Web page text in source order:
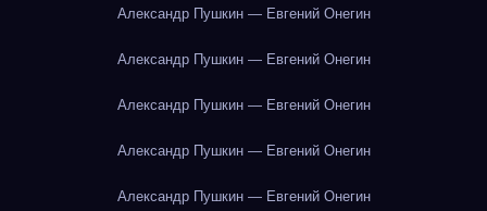
Александр Пушкин — Евгений Онегин
Александр Пушкин — Евгений Онегин
Александр Пушкин — Евгений Онегин
Александр Пушкин — Евгений Онегин
Александр Пушкин — Евгений Онегин